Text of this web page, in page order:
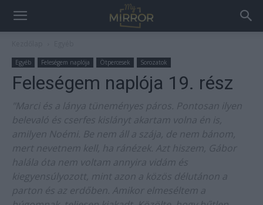
Egyéb Feleségem naplója Ötpercesek Sorozatok
Feleségem naplója 19. rész
"Marci és a lánya tüneményes páros. Pontosan ilyen
belevaló és cserfes kislányt akartam volna én is,
amilyen Noémi. Be nem áll a szája, de nem bánom,
mert nevetnem kell, ha ránézek. Azt hiszem, Gábor
halála óta nem voltam annyira vidám és
kiegyensúlyozott, mint azon a közös délutánon a
parton és az erdőben. Amikor elmeséltem a